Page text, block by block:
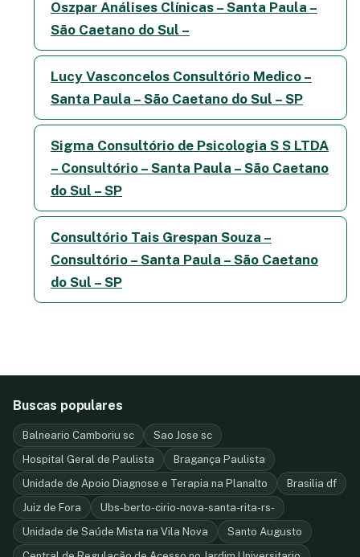
Oszpar Análises Clínicas – Santa Paula –
São Caetano do Sul –
Lucy Vasconcelos Consultório Medico –
Santa Paula – São Caetano do Sul – SP
Sigma Consultório de Psicologia S S LTDA
– Consultório – Santa Paula – São Caetano
do Sul – SP
Consultório Tais Grespan Souza –
Consultório – Santa Paula – São Caetano
do Sul – SP
Buscas populares
Balneario Camboriu sc
Sao Jose sc
Hospital Geral de Paulista
Bragança Paulista
Unidade de Apoio Diagnose e Terapia na Planalto
Brasilia df
Juiz de Fora
Ubs-berto-cirio-nova-santa-rita-rs-
Unidade de Saúde Mista na Vila Nova
Santo Augusto